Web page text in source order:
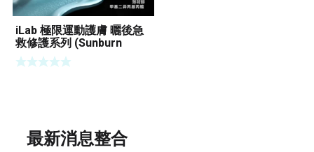
iLab 極限運動護膚 曬後急
救修護系列 (Sunburn
SOS-Repair)
最新消息整合